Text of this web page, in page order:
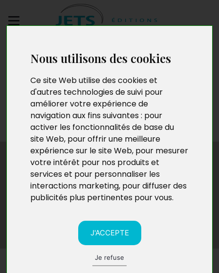
Nous utilisons des cookies
Ce site Web utilise des cookies et
d'autres technologies de suivi pour
améliorer votre expérience de
navigation aux fins suivantes : pour
activer les fonctionnalités de base du
site Web, pour offrir une meilleure
expérience sur le site Web, pour mesurer
votre intérêt pour nos produits et
services et pour personnaliser les
interactions marketing, pour diffuser des
publicités plus pertinentes pour vous.
J'ACCEPTE
Je refuse
manuscrit
Marcel Mansart